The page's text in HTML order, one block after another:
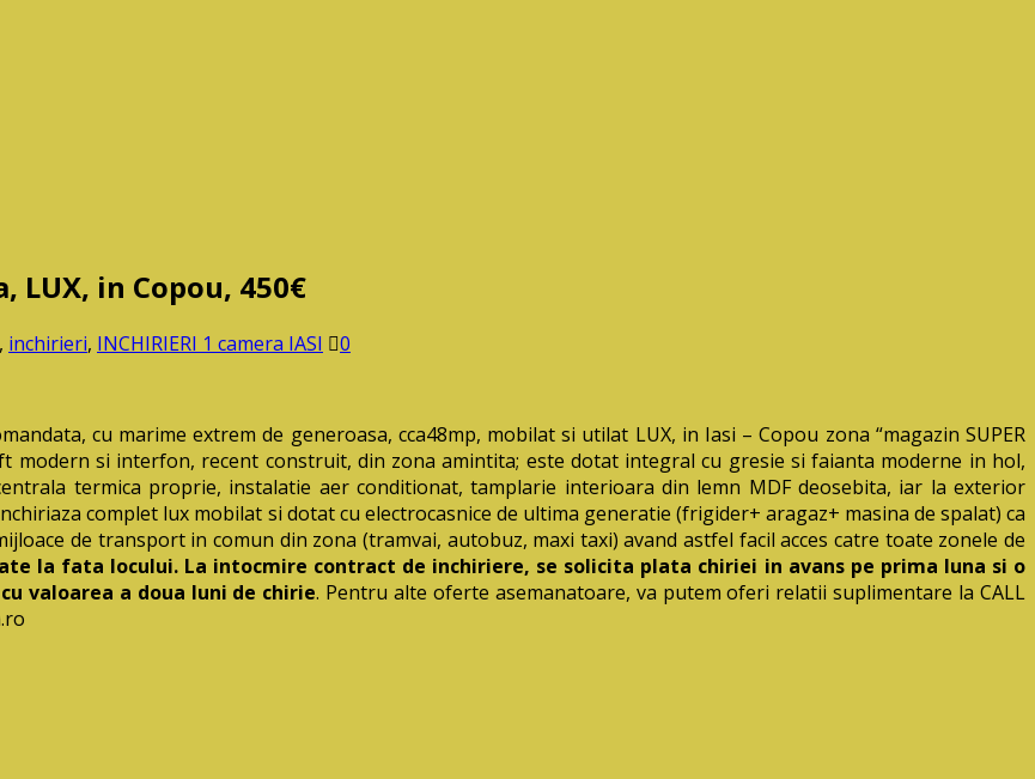
LUX, in Copou, 450€
, inchirieri, INCHIRIERI 1 camera IASI 0
cu marime extrem de generoasa, cca48mp, mobilat si utilat LUX, in Iasi – Copou zona “magazin SUPER
modern si interfon, recent construit, din zona amintita; este dotat integral cu gresie si faianta moderne in hol,
termica proprie, instalatie aer conditionat, tamplarie interioara din lemn MDF deosebita, iar la exterior
complet lux mobilat si dotat cu electrocasnice de ultima generatie (frigider+ aragaz+ masina de spalat) ca
de transport in comun din zona (tramvai, autobuz, maxi taxi) avand astfel facil acces catre toate zonele de
la fata locului. La intocmire contract de inchiriere, se solicita plata chiriei in avans pe prima luna si o
valoarea a doua luni de chirie. Pentru alte oferte asemanatoare, va putem oferi relatii suplimentare la CALL